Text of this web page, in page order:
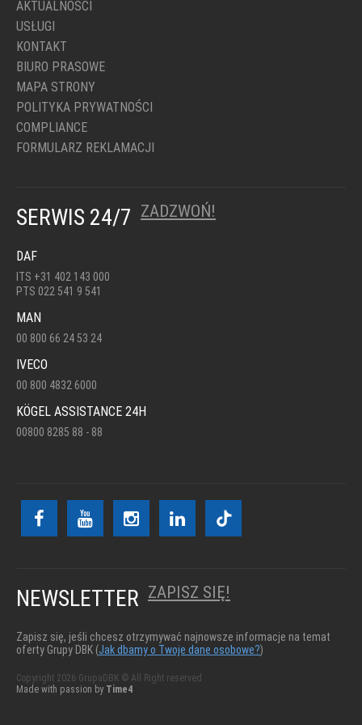
AKTUALNOŚCI
USŁUGI
KONTAKT
BIURO PRASOWE
MAPA STRONY
POLITYKA PRYWATNOŚCI
COMPLIANCE
FORMULARZ REKLAMACJI
SERWIS 24/7 ZADZWOŃ!
DAF
ITS +31 402 143 000
PTS 022 541 9 541
MAN
00 800 66 24 53 24
IVECO
00 800 4832 6000
KÖGEL ASSISTANCE 24H
00800 8285 88 - 88
NEWSLETTER ZAPISZ SIĘ!
Zapisz się, jeśli chcesz otrzymywać najnowsze informacje na temat
oferty Grupy DBK (Jak dbamy o Twoje dane osobowe?)
Copyright 2026 GrupaDBK © All Right reserved
Made with passion by Time4